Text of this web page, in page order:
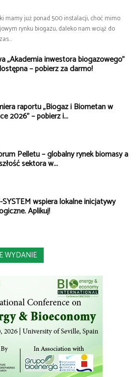
mamy już ponad 500 instalacji, choć mimo
rynku biogazu, daleko nam wciąż do
„Akademia inwestora biogazowego”
– pobierz za darmo!
raportu „Biogaz i Biometan w
2026” – pobierz i...
Pelletu – globalny rynek biomasy a
sektora w...
SYSTEM wspiera lokalne inicjatywy
Aplikuj!
WYDANIE